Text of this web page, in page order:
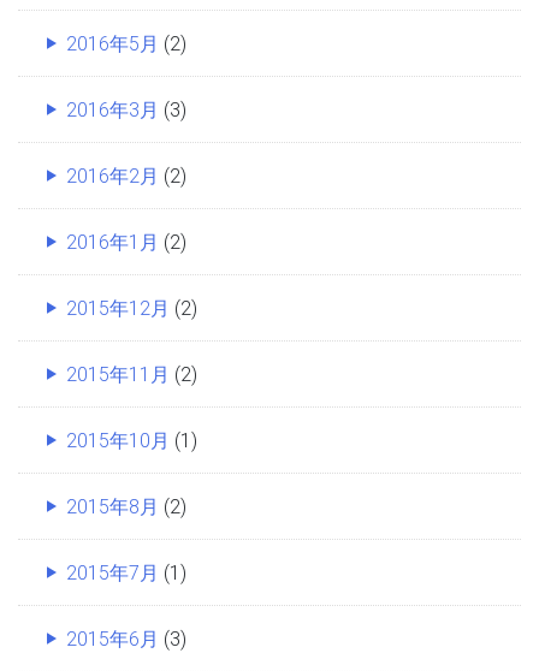
2016年5月 (2)
2016年3月 (3)
2016年2月 (2)
2016年1月 (2)
2015年12月 (2)
2015年11月 (2)
2015年10月 (1)
2015年8月 (2)
2015年7月 (1)
2015年6月 (3)